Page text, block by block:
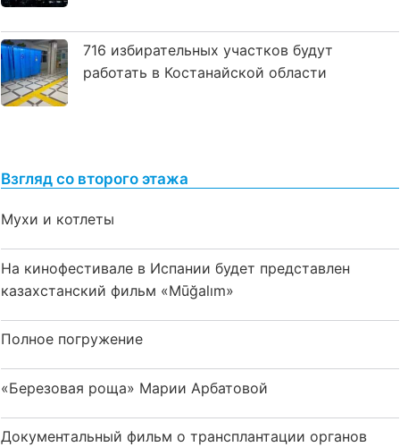
716 избирательных участков будут
работать в Костанайской области
Взгляд со второго этажа
Мухи и котлеты
На кинофестивале в Испании будет представлен
казахстанский фильм «Mūğalım»
Полное погружение
«Березовая роща» Марии Арбатовой
Документальный фильм о трансплантации органов